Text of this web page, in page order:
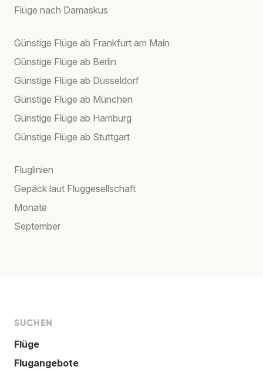
Flüge nach Damaskus
Günstige Flüge ab Frankfurt am Main
Günstige Flüge ab Berlin
Günstige Flüge ab Düsseldorf
Günstige Flüge ab München
Günstige Flüge ab Hamburg
Günstige Flüge ab Stuttgart
Fluglinien
Gepäck laut Fluggesellschaft
Monate
September
SUCHEN
Flüge
Flugangebote